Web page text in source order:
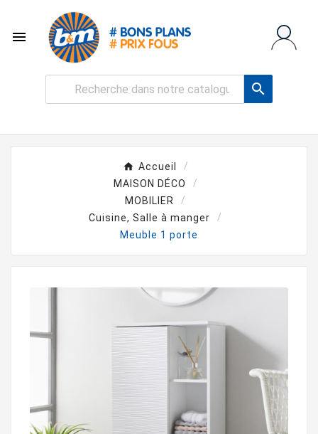


Accueil
MAISON DÉCO
MOBILIER
Cuisine, Salle à manger
Meuble 1 porte